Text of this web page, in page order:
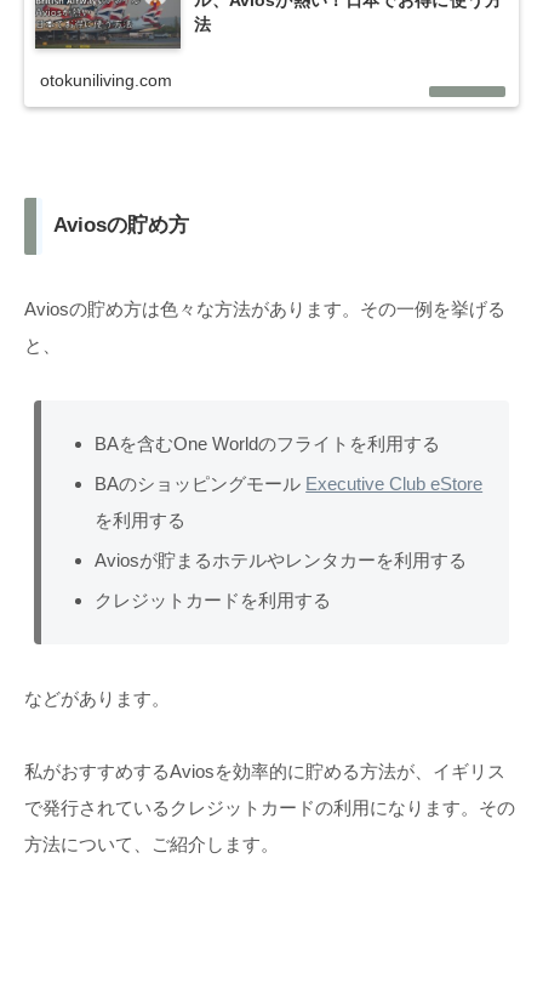
法
otokuniliving.com
Aviosの貯め方
Aviosの貯め方は色々な方法があります。その一例を挙げる
と、
BAを含むOne Worldのフライトを利用する
BAのショッピングモール Executive Club eStore
を利用する
Aviosが貯まるホテルやレンタカーを利用する
クレジットカードを利用する
などがあります。
私がおすすめするAviosを効率的に貯める方法が、イギリス
で発行されているクレジットカードの利用になります。その
方法について、ご紹介します。